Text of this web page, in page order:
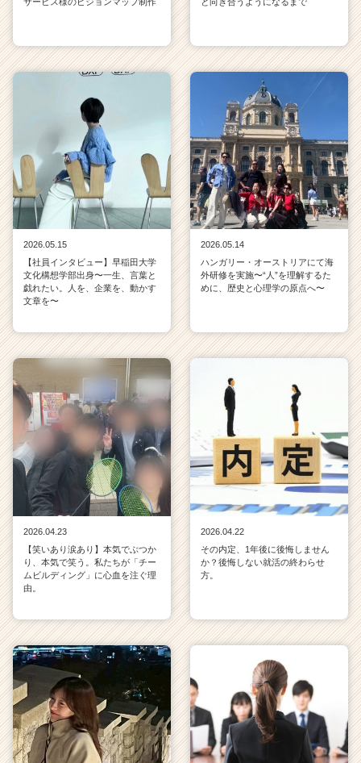
2026.05.15
【社員インタビュー】早稲田大学
文化構想学部出身〜一生、言葉と
戯れたい。人を、企業を、動かす
文章を〜
2026.05.14
ハンガリー・オーストリアにて海
外研修を実施〜“人”を理解するた
めに、歴史と心理学の原点へ〜
2026.04.23
【笑いあり涙あり】本気でぶつか
り、本気で笑う。私たちが「チー
ムビルディング」に心血を注ぐ理
由。
2026.04.22
その内定、1年後に後悔しません
か？後悔しない就活の終わらせ
方。